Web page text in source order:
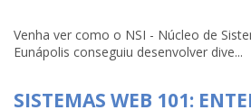
Venha ver como o NSI - Núcleo de
Eunápolis conseguiu desenvolver dive...
SISTEMAS WEB 101: